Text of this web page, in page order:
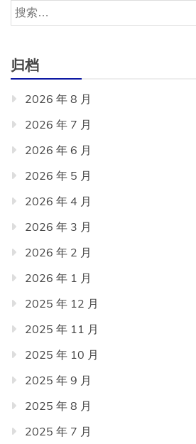
搜
索：
归档
2026 年 8 月
2026 年 7 月
2026 年 6 月
2026 年 5 月
2026 年 4 月
2026 年 3 月
2026 年 2 月
2026 年 1 月
2025 年 12 月
2025 年 11 月
2025 年 10 月
2025 年 9 月
2025 年 8 月
2025 年 7 月